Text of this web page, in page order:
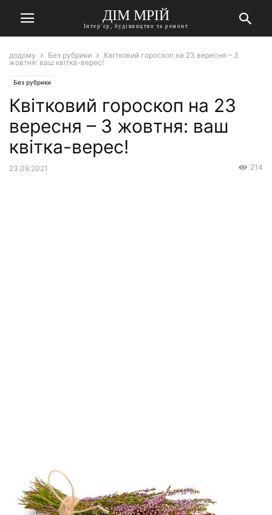
ДІМ МРІЙ
Інтер'єр, будівництво та ремонт
додому Без рубрики
Квітковий гороскоп на 23 вересня – 3
жовтня: ваш квітка-верес!
Без рубрики
Квітковий гороскоп на 23
вересня – 3 жовтня: ваш
квітка-верес!
23.09.2021 214